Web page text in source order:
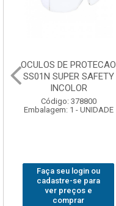
OCULOS DE PROTECAO
SS01N SUPER SAFETY
INCOLOR
Código: 378800
Embalagem: 1 - UNIDADE
Faça seu login ou
cadastre-se para
ver preços e
comprar